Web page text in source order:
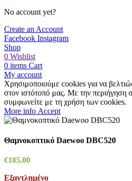
No account yet?
Create an Account
Facebook Instagram
Shop
0 Wishlist
0 items Cart
My account
Χρησιμοποιούμε cookies για να
στον ιστότοπό μας. Με την περιήγηση
συμφωνείτε με τη χρήση των cookies.
More info More
info
Accept
Θαμνοκοπτικό Daewoo DBC520
€185.00
Εξαντλημένο